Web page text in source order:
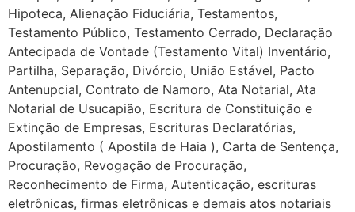
Hipoteca, Alienação Fiduciária, Testamentos,
Testamento Público, Testamento Cerrado, Declaração
Antecipada de Vontade (Testamento Vital) Inventário,
Partilha, Separação, Divórcio, União Estável, Pacto
Antenupcial, Contrato de Namoro, Ata Notarial, Ata
Notarial de Usucapião, Escritura de Constituição e
Extinção de Empresas, Escrituras Declaratórias,
Apostilamento ( Apostila de Haia ), Carta de Sentença,
Procuração, Revogação de Procuração,
Reconhecimento de Firma, Autenticação, escrituras
eletrônicas, firmas eletrônicas e demais atos notariais